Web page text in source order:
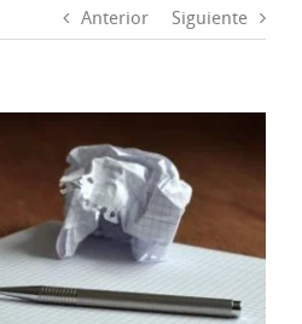
Anterior Siguiente